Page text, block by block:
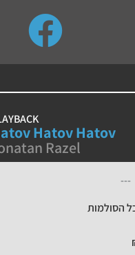
to review and
Hatov Hatov
Razel
---
הסולמות